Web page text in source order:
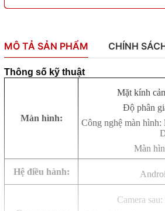
MÔ TẢ SẢN PHẨM CHÍNH
Thông số kỹ thuật
Màn hình:
Mặt kính
Độ phân
Công nghệ màn
Màn
Hệ điều hành:
Camera